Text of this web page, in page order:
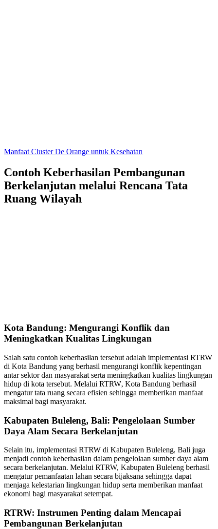
Manfaat Cluster De Orange untuk Kesehatan
Contoh Keberhasilan Pembangunan
Berkelanjutan melalui Rencana Tata
Ruang Wilayah
Kota Bandung: Mengurangi Konflik dan
Meningkatkan Kualitas Lingkungan
Salah satu contoh keberhasilan tersebut adalah implementasi RTRW
di Kota Bandung yang berhasil mengurangi konflik kepentingan
antar sektor dan masyarakat serta meningkatkan kualitas lingkungan
hidup di kota tersebut. Melalui RTRW, Kota Bandung berhasil
mengatur tata ruang secara efisien sehingga memberikan manfaat
maksimal bagi masyarakat.
Kabupaten Buleleng, Bali: Pengelolaan Sumber
Daya Alam Secara Berkelanjutan
Selain itu, implementasi RTRW di Kabupaten Buleleng, Bali juga
menjadi contoh keberhasilan dalam pengelolaan sumber daya alam
secara berkelanjutan. Melalui RTRW, Kabupaten Buleleng berhasil
mengatur pemanfaatan lahan secara bijaksana sehingga dapat
menjaga kelestarian lingkungan hidup serta memberikan manfaat
ekonomi bagi masyarakat setempat.
RTRW: Instrumen Penting dalam Mencapai
Pembangunan Berkelanjutan